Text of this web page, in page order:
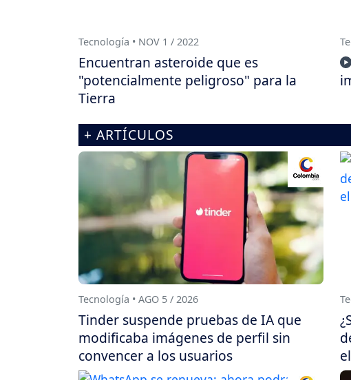
Tecnología • NOV 1 / 2022
Encuentran asteroide que es
"potencialmente peligroso" para la
Tierra
+ ARTÍCULOS
Tecnología • AGO 5 / 2026
Tinder suspende pruebas de IA que
modificaba imágenes de perfil sin
convencer a los usuarios